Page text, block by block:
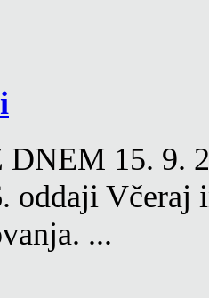
15. 9.
oddaji Včeraj
...